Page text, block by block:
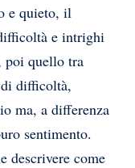
e quieto, il
e intrighi
poi quello tra
difficoltà,
ma, a differenza
sentimento.
descrivere come